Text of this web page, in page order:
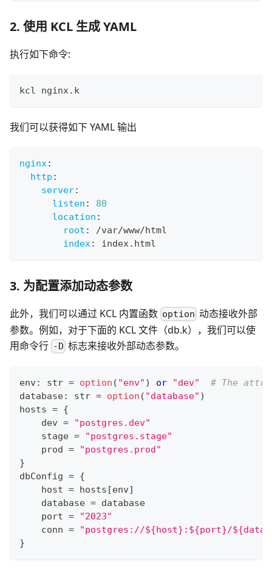
2. 使用 KCL 生成 YAML
执行如下命令:
kcl nginx.k
我们可以获得如下 YAML 输出
nginx:
http :
server:
listen :
80
location :
root :
/var/www/html
index: index.html
3. 为配置添加动态参数
此外，我们可以通过 KCL 内置函数 option 动态接收外部
参数。例如，对于下面的 KCL 文件（db.k），我们可以使
用命令行 -D 标志来接收外部动态参数。
env: str = option ( "env" ) or "dev"
# The
database: str = option ( "database" )
hosts = {
    dev
=
"postgres.dev"
    stage
=
"postgres.stage"
    prod
=
"postgres.prod"
}
dbConfig = {
    host
= hosts [env]
    database
= database
    port
=
"2023"
    conn
=
"postgres://${host}:${port}/
}